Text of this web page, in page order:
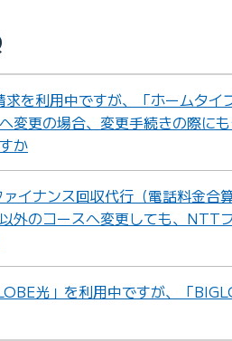
求を利用中ですが、「ホームタイ
変更の場合、変更手続きの際に
か
イナンス回収代行（電話料金合
外のコースへ変更しても、NTT
光」を利用中ですが、「